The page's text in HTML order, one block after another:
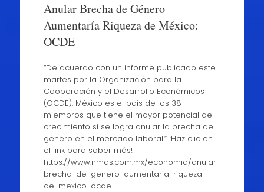
Anular Brecha de Género
Aumentaría Riqueza de México:
OCDE
“De acuerdo con un informe publicado este
martes por la Organización para la
Cooperación y el Desarrollo Económicos
(OCDE), México es el país de los 38
miembros que tiene el mayor potencial de
crecimiento si se logra anular la brecha de
género en el mercado laboral.” ¡Haz clic en
el link para saber más!
https://www.nmas.com.mx/economia/anular-
brecha-de-genero-aumentaria-riqueza-
de-mexico-ocde